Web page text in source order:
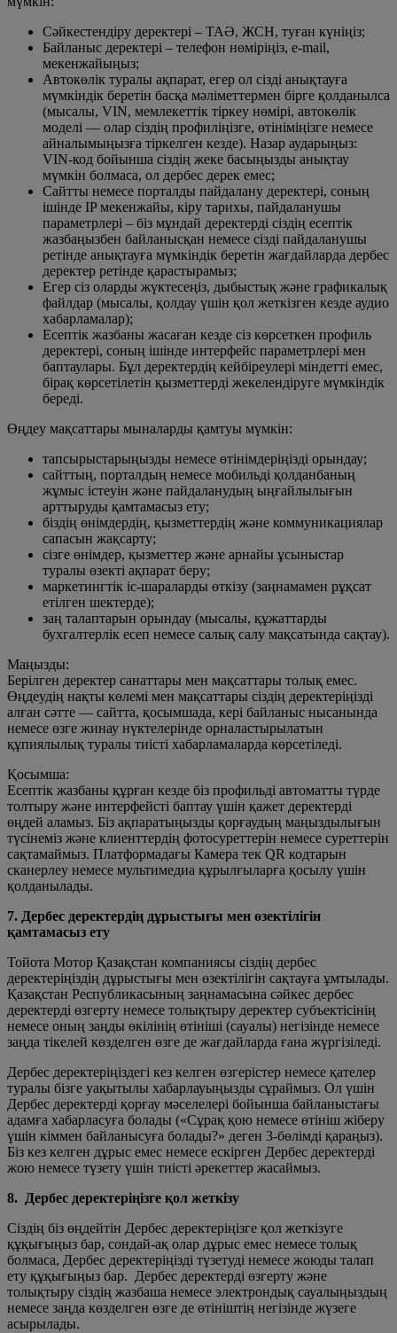
Сәйкестендіру деректері – ТАӘ, ЖСН, туған күніңіз;
Байланыс деректері – телефон нөміріңіз, e-mail,
мекенжайыңыз;
Автокөлік туралы ақпарат, егер ол сізді анықтауға
мүмкіндік беретін басқа мәліметтермен бірге қолданылса
(мысалы, VIN, мемлекеттік тіркеу нөмірі, автокөлік
моделі — олар сіздің профиліңізге, өтініміңізге немесе
айналымыңызға тіркелген кезде). Назар аударыңыз:
VIN-код бойынша сіздің жеке басыңызды анықтау
мүмкін болмаса, ол дербес дерек емес;
Сайтты немесе порталды пайдалану деректері, соның
ішінде IP мекенжайы, кіру тарихы, пайдаланушы
параметрлері – біз мұндай деректерді сіздің есептік
жазбаңызбен байланысқан немесе сізді пайдаланушы
ретінде анықтауға мүмкіндік беретін жағдайларда дербес
деректер ретінде қарастырамыз;
Егер сіз оларды жүктесеңіз, дыбыстық және графикалық
файлдар (мысалы, қолдау үшін қол жеткізген кезде аудио
хабарламалар);
Есептік жазбаны жасаған кезде сіз көрсеткен профиль
деректері, соның ішінде интерфейс параметрлері мен
баптаулары. Бұл деректердің кейбіреулері міндетті емес,
бірақ көрсетілетін қызметтерді жекелендіруге мүмкіндік
береді.
Өңдеу мақсаттары мыналарды қамтуы мүмкін:
тапсырыстарыңызды немесе өтінімдеріңізді орындау;
сайттың, порталдың немесе мобильді қолданбаның
жұмыс істеуін және пайдаланудың ыңғайлылығын
арттыруды қамтамасыз ету;
біздің өнімдердің, қызметтердің және коммуникациялар
сапасын жақсарту;
сізге өнімдер, қызметтер және арнайы ұсыныстар
туралы өзекті ақпарат беру;
маркетингтік іс-шараларды өткізу (заңнамамен рұқсат
етілген шектерде);
заң талаптарын орындау (мысалы, құжаттарды
бухгалтерлік есеп немесе салық салу мақсатында сақтау).
Маңызды:
Берілген деректер санаттары мен мақсаттары толық емес.
Өңдеудің нақты көлемі мен мақсаттары сіздің деректеріңізді
алған сәтте — сайтта, қосымшада, кері байланыс нысанында
немесе өзге жинау нүктелерінде орналастырылатын
құпиялылық туралы тиісті хабарламаларда көрсетіледі.
Қосымша:
Есептік жазбаны құрған кезде біз профильді автоматты түрде
толтыру және интерфейсті баптау үшін қажет деректерді
өңдей аламыз. Біз ақпаратыңызды қорғаудың маңыздылығын
түсінеміз және клиенттердің фотосуреттерін немесе суреттерін
сақтамаймыз. Платформадағы Камера тек QR кодтарын
сканерлеу немесе мультимедиа құрылғыларға қосылу үшін
қолданылады.
7. Дербес деректердің дұрыстығы мен өзектілігін
қамтамасыз ету
Тойота Мотор Қазақстан компаниясы сіздің дербес
деректеріңіздің дұрыстығы мен өзектілігін сақтауға ұмтылады.
Қазақстан Республикасының заңнамасына сәйкес дербес
деректерді өзгерту немесе толықтыру деректер субъектісінің
немесе оның заңды өкілінің өтініші (сауалы) негізінде немесе
заңда тікелей көзделген өзге де жағдайларда ғана жүргізіледі.
Дербес деректеріңіздегі кез келген өзгерістер немесе қателер
туралы бізге уақытылы хабарлауыңызды сұраймыз. Ол үшін
Дербес деректерді қорғау мәселелері бойынша байланыстағы
адамға хабарласуға болады («Сұрақ қою немесе өтініш жіберу
үшін кіммен байланысуға болады?» деген 3-бөлімді қараңыз).
Біз кез келген дұрыс емес немесе ескірген Дербес деректерді
жою немесе түзету үшін тиісті әрекеттер жасаймыз.
8. Дербес деректеріңізге қол жеткізу
Сіздің біз өңдейтін Дербес деректеріңізге қол жеткізуге
құқығыңыз бар, сондай-ақ олар дұрыс емес немесе толық
болмаса, Дербес деректеріңізді түзетуді немесе жоюды талап
ету құқығыңыз бар. Дербес деректерді өзгерту және
толықтыру сіздің жазбаша немесе электрондық сауалыңыздың
немесе заңда көзделген өзге де өтініштің негізінде жүзеге
асырылады.